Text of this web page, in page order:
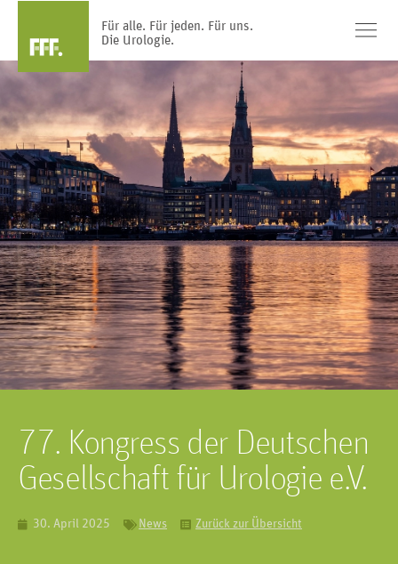
Für alle. Für jeden. Für uns.
Die Urologie.
77. Kongress der Deutschen
Gesellschaft für Urologie e.V.
30. April 2025 News Zurück zur Übersicht